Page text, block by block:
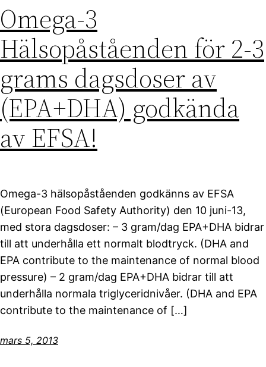
Omega-3
Hälsopåståenden för 2-3
grams dagsdoser av
(EPA+DHA) godkända
av EFSA!
Omega-3 hälsopåståenden godkänns av EFSA
(European Food Safety Authority) den 10 juni-13,
med stora dagsdoser: – 3 gram/dag EPA+DHA bidrar
till att underhålla ett normalt blodtryck. (DHA and
EPA contribute to the maintenance of normal blood
pressure) – 2 gram/dag EPA+DHA bidrar till att
underhålla normala triglyceridnivåer. (DHA and EPA
contribute to the maintenance of […]
mars 5, 2013